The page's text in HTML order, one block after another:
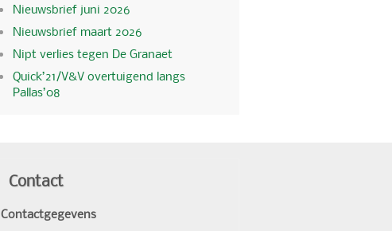
Nieuwsbrief juni 2026
Nieuwsbrief maart 2026
Nipt verlies tegen De Granaet
Quick’21/V&V overtuigend langs
Pallas’08
Contact
Contactgegevens